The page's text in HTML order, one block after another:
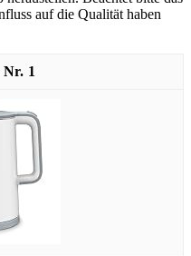
auf die Qualität haben
1